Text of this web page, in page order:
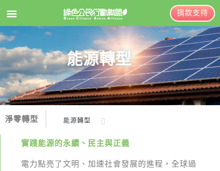
關於綠盟
綠盟簡介
大事記
綠盟團隊
聯絡資訊
EN 訂閱電子報
捐款支持
能源轉型
淨零轉型 能源轉型
氣候行動
能源民主
實踐能源的永續、民主與正義
電力點亮了文明、加速社會發展的進程，全球過